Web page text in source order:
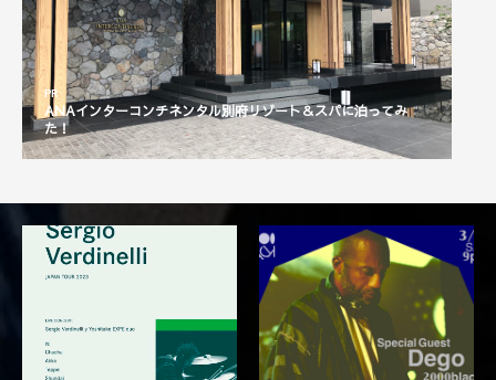
PR
ANAインターコンチネンタル別府リゾート＆スパに泊ってみ
た！